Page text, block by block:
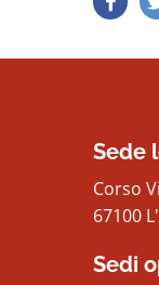
Sede
Corso
67100
Sedi